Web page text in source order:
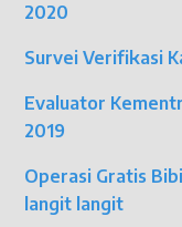
CBCT (Cone
Bronkoskopi
Dokter
Sunday Clinic
2020
Survei Verifikasi
Evaluator
2019
Operasi Gratis
langit langit